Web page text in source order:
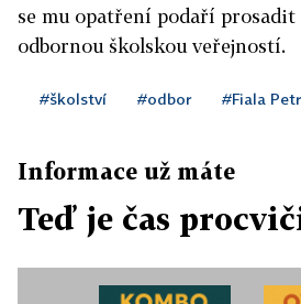
se mu opatření podaří
odbornou školskou veřejností.
#školství #odbor #Fiala Petr
Informace už máte
Teď je čas